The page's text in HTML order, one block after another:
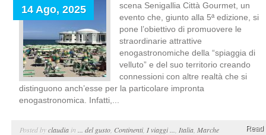
14 Ago, 2025
scena Senigallia Città Gourmet, un
evento che, giunto alla 5ª edizione, si
pone l’obiettivo di promuovere le
straordinarie attrattive
enogastronomiche della “spiaggia di
velluto” e del suo territorio creando
connessioni con altre realtà che si
distinguono anch’esse per la particolare impronta
enogastronomica. Infatti,...
Posted byclaudia in ... del gusto Continenti, I viaggi ... Italia Marche Read